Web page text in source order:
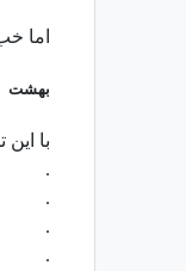
اما
بهشت
با
.
.
.
.